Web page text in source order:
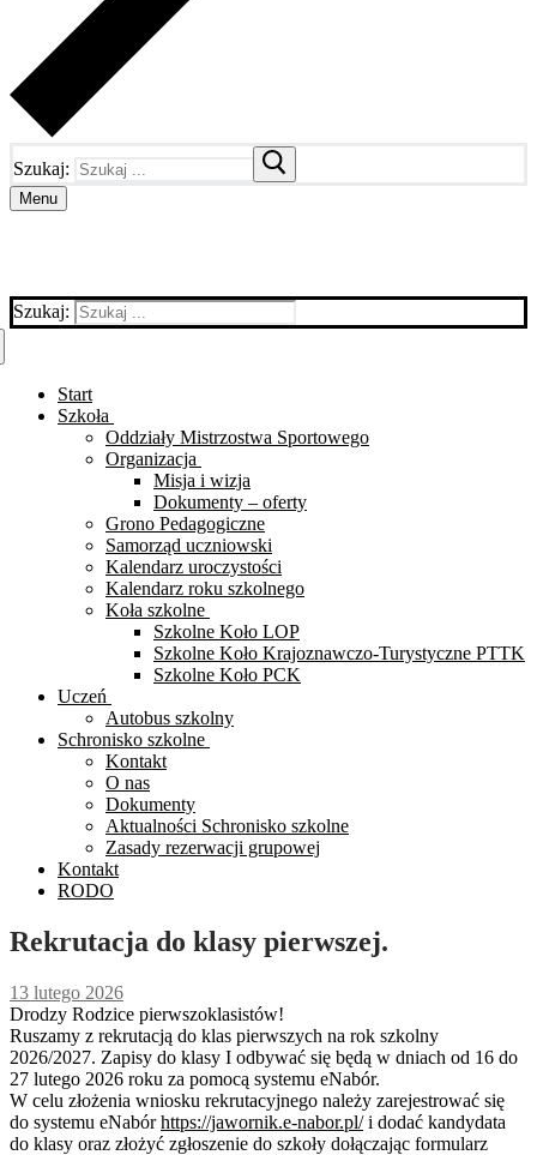
Szukaj:
Menu
Szukaj:
Start
Szkoła
Oddziały Mistrzostwa Sportowego
Organizacja
Misja i wizja
Dokumenty – oferty
Grono Pedagogiczne
Samorząd uczniowski
Kalendarz uroczystości
Kalendarz roku szkolnego
Koła szkolne
Szkolne Koło LOP
Szkolne Koło Krajoznawczo-Turystyczne PTTK
Szkolne Koło PCK
Uczeń
Autobus szkolny
Schronisko szkolne
Kontakt
O nas
Dokumenty
Aktualności Schronisko szkolne
Zasady rezerwacji grupowej
Kontakt
RODO
Rekrutacja do klasy pierwszej.
13 lutego 2026
Drodzy Rodzice pierwszoklasistów!
Ruszamy z rekrutacją do klas pierwszych na rok szkolny
2026/2027. Zapisy do klasy I odbywać się będą w dniach od 16 do
27 lutego 2026 roku za pomocą systemu eNabór.
W celu złożenia wniosku rekrutacyjnego należy zarejestrować się
do systemu eNabórhttps://jawornik.e-nabor.pl/i dodać kandydata
do klasy oraz złożyć zgłoszenie do szkoły dołączając formularz